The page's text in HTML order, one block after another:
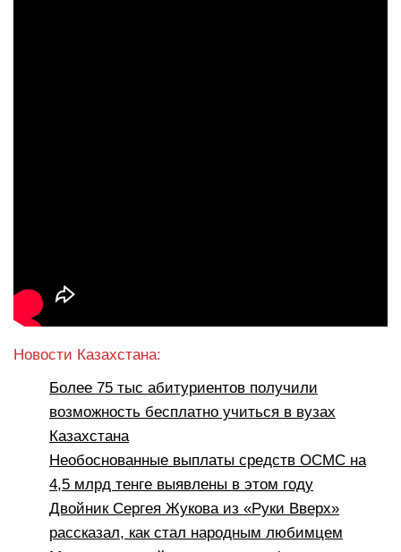
Новости Казахстана:
Более 75 тыс абитуриентов получили
возможность бесплатно учиться в вузах
Казахстана
Необоснованные выплаты средств ОСМС на
4,5 млрд тенге выявлены в этом году
Двойник Сергея Жукова из «Руки Вверх»
рассказал, как стал народным любимцем